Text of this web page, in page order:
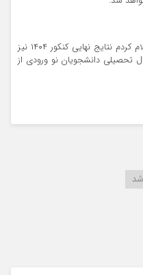
محمدی تاکید کرد: همانطور که قبلاً نیز اعلام کردم نتایج نهایی کنکور ۱۴۰۴ نیز
تحصیلی دانشجویان نو ورودی از